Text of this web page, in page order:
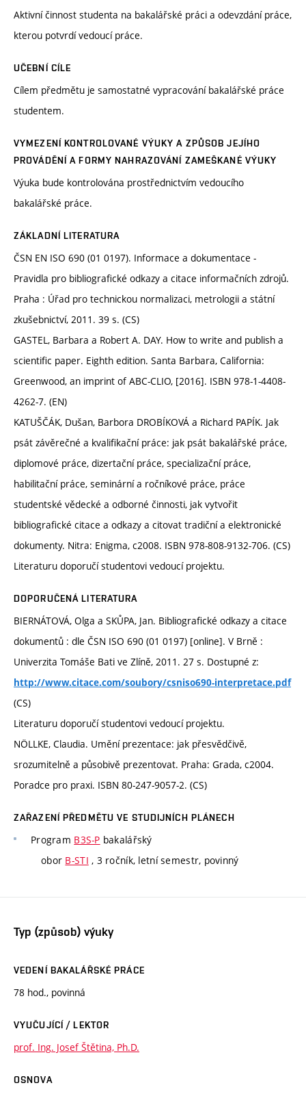
Aktivní činnost studenta na bakalářské práci a odevzdání práce,
kterou potvrdí vedoucí práce.
UČEBNÍ CÍLE
Cílem předmětu je samostatné vypracování bakalářské práce
studentem.
VYMEZENÍ KONTROLOVANÉ VÝUKY A ZPŮSOB JEJÍHO
PROVÁDĚNÍ A FORMY NAHRAZOVÁNÍ ZAMEŠKANÉ VÝUKY
Výuka bude kontrolována prostřednictvím vedoucího
bakalářské práce.
ZÁKLADNÍ LITERATURA
ČSN EN ISO 690 (01 0197). Informace a dokumentace -
Pravidla pro bibliografické odkazy a citace informačních zdrojů.
Praha : Úřad pro technickou normalizaci, metrologii a státní
zkušebnictví, 2011. 39 s. (CS)
GASTEL, Barbara a Robert A. DAY. How to write and publish a
scientific paper. Eighth edition. Santa Barbara, California:
Greenwood, an imprint of ABC-CLIO, [2016]. ISBN 978-1-4408-
4262-7. (EN)
KATUŠČÁK, Dušan, Barbora DROBÍKOVÁ a Richard PAPÍK. Jak
psát závěrečné a kvalifikační práce: jak psát bakalářské práce,
diplomové práce, dizertační práce, specializační práce,
habilitační práce, seminární a ročníkové práce, práce
studentské vědecké a odborné činnosti, jak vytvořit
bibliografické citace a odkazy a citovat tradiční a elektronické
dokumenty. Nitra: Enigma, c2008. ISBN 978-808-9132-706. (CS)
Literaturu doporučí studentovi vedoucí projektu.
DOPORUČENÁ LITERATURA
BIERNÁTOVÁ, Olga a SKŮPA, Jan. Bibliografické odkazy a citace
dokumentů : dle ČSN ISO 690 (01 0197) [online]. V Brně :
Univerzita Tomáše Bati ve Zlíně, 2011. 27 s. Dostupné z:
http://www.citace.com/soubory/csniso690-interpretace.pdf
(CS)
Literaturu doporučí studentovi vedoucí projektu.
NÖLLKE, Claudia. Umění prezentace: jak přesvědčivě,
srozumitelně a působivě prezentovat. Praha: Grada, c2004.
Poradce pro praxi. ISBN 80-247-9057-2. (CS)
ZAŘAZENÍ PŘEDMĚTU VE STUDIJNÍCH PLÁNECH
Program B3S-P bakalářský
obor B-STI , 3 ročník, letní semestr, povinný
Typ (způsob) výuky
VEDENÍ BAKALÁŘSKÉ PRÁCE
78 hod., povinná
VYUČUJÍCÍ / LEKTOR
prof. Ing. Josef Štětina, Ph.D.
OSNOVA